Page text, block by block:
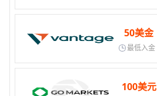
50美金
最低入金
100美元